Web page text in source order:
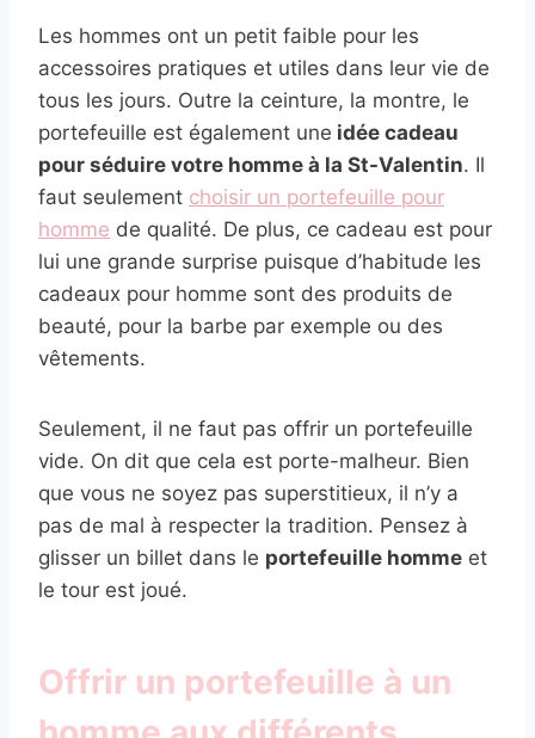
Les hommes ont un petit faible pour les
accessoires pratiques et utiles dans leur vie de
tous les jours. Outre la ceinture, la montre, le
portefeuille est également une idée cadeau
pour séduire votre homme à la St-Valentin. Il
faut seulement choisir un portefeuille pour
homme de qualité. De plus, ce cadeau est pour
lui une grande surprise puisque d’habitude les
cadeaux pour homme sont des produits de
beauté, pour la barbe par exemple ou des
vêtements.
Seulement, il ne faut pas offrir un portefeuille
vide. On dit que cela est porte-malheur. Bien
que vous ne soyez pas superstitieux, il n’y a
pas de mal à respecter la tradition. Pensez à
glisser un billet dans le portefeuille homme et
le tour est joué.
Offrir un portefeuille à un